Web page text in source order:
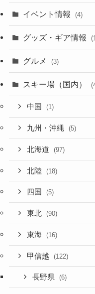
イベント情報 (4)
グッズ・ギア情報
グルメ (3)
スキー場（国内）
中国 (1)
九州・沖縄 (5)
北海道 (97)
北陸 (18)
四国 (5)
東北 (90)
東海 (16)
甲信越 (122)
長野県 (6)